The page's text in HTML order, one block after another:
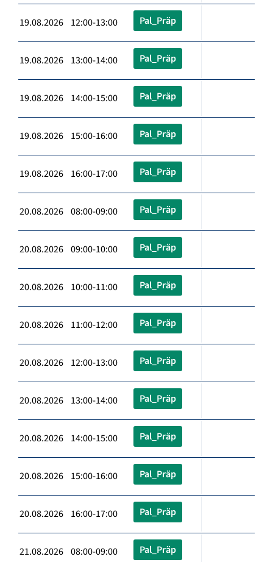
19.08.2026 12:00-13:00 Pal_Präp
19.08.2026 13:00-14:00 Pal_Präp
19.08.2026 14:00-15:00 Pal_Präp
19.08.2026 15:00-16:00 Pal_Präp
19.08.2026 16:00-17:00 Pal_Präp
20.08.2026 08:00-09:00 Pal_Präp
20.08.2026 09:00-10:00 Pal_Präp
20.08.2026 10:00-11:00 Pal_Präp
20.08.2026 11:00-12:00 Pal_Präp
20.08.2026 12:00-13:00 Pal_Präp
20.08.2026 13:00-14:00 Pal_Präp
20.08.2026 14:00-15:00 Pal_Präp
20.08.2026 15:00-16:00 Pal_Präp
20.08.2026 16:00-17:00 Pal_Präp
21.08.2026 08:00-09:00 Pal_Präp